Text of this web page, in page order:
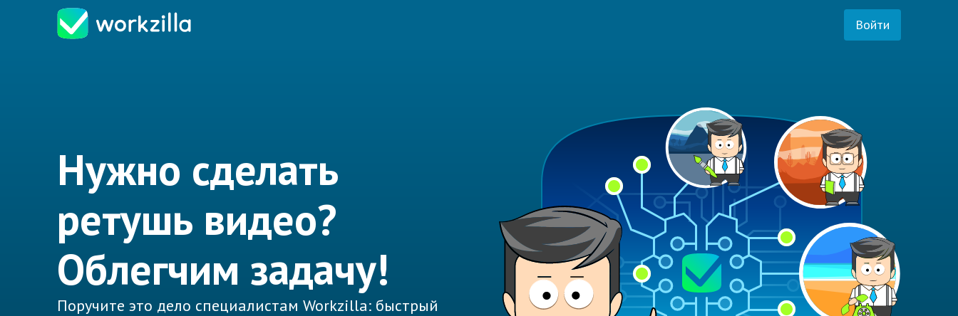
Войти
Нужно сделать
ретушь видео?
Облегчим задачу!
Поручите это дело специалистам Workzilla: быстрый